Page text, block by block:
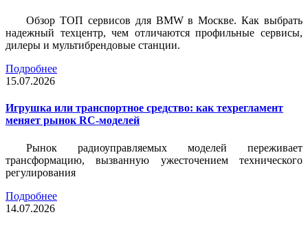
Обзор ТОП сервисов для BMW в Москве. Как выбрать
надежный техцентр, чем отличаются профильные сервисы,
дилеры и мультибрендовые станции.
Подробнее
15.07.2026
Игрушка или транспортное средство: как техрегламент
меняет рынок RC-моделей
Рынок радиоуправляемых моделей переживает
трансформацию, вызванную ужесточением технического
регулирования
Подробнее
14.07.2026